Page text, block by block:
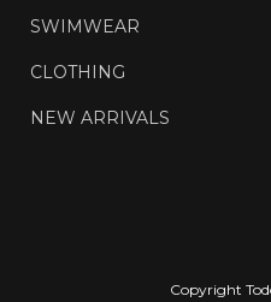
SWIMWEAR
CLOTHING
NEW ARRIVALS
Copyright